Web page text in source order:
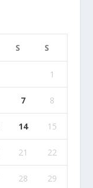
S S
1
7 8
14 15
21 22
28 29